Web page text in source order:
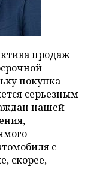
продаж
покупка
серьезным
нашей
с
скорее,